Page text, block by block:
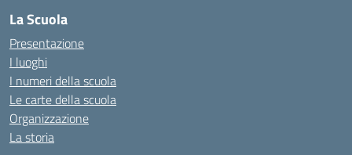
La Scuola
Presentazione
I luoghi
I numeri della scuola
Le carte della scuola
Organizzazione
La storia